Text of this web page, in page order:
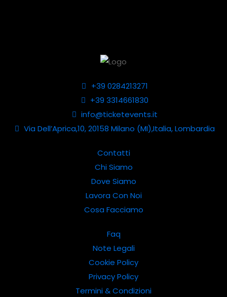
+39 0284213271
+39 3314661830
info@ticketevents.it
Via Dell’Aprica,10, 20158 Milano (MI),Italia, Lombardia
Contatti
Chi Siamo
Dove Siamo
Lavora Con Noi
Cosa Facciamo
Faq
Note Legali
Cookie Policy
Privacy Policy
Termini & Condizioni